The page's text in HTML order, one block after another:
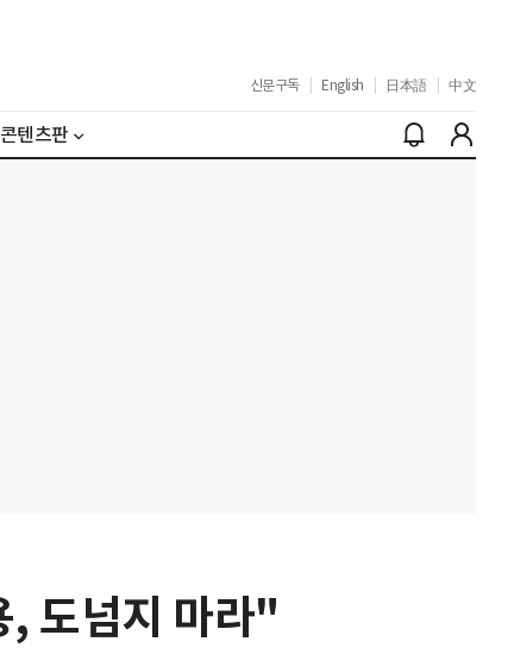
신문구독 English 日本語 中文
콘텐츠판
, 도넘지 마라"